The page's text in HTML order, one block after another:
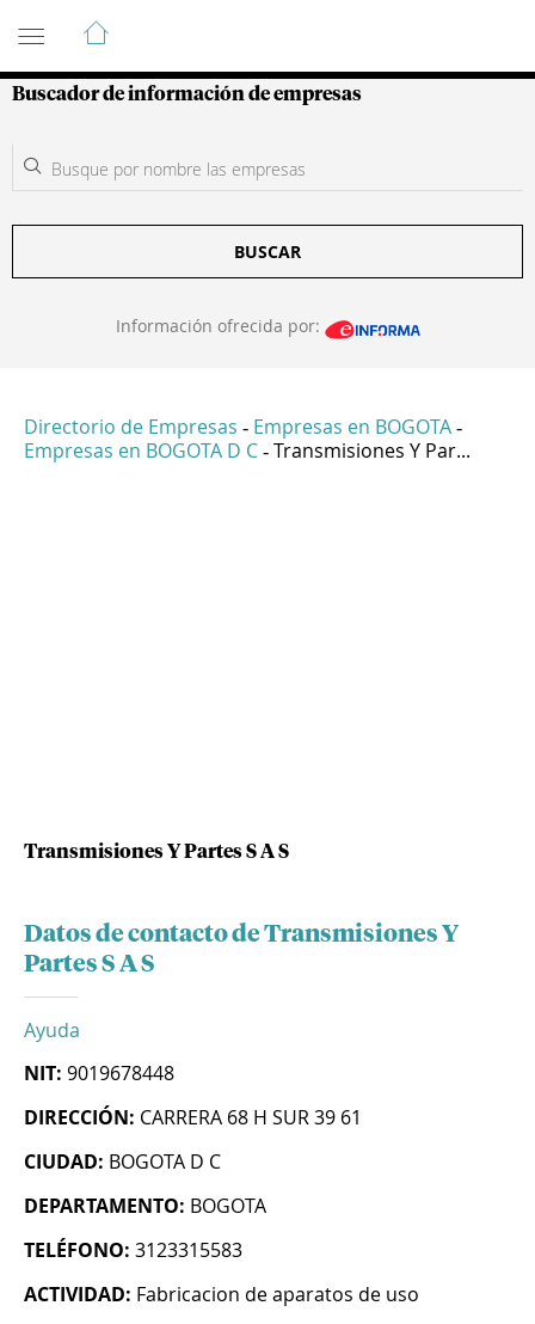
Guía de Empresas Colombianas
Buscador de información de empresas
BUSCAR
Información ofrecida por:
Directorio de Empresas - Empresas en BOGOTA -
Empresas en BOGOTA D C - Transmisiones Y Par...
Transmisiones Y Partes S A S
Datos de contacto de Transmisiones Y
Partes S A S
Ayuda
NIT: 9019678448
DIRECCIÓN: CARRERA 68 H SUR 39 61
CIUDAD: BOGOTA D C
DEPARTAMENTO: BOGOTA
TELÉFONO: 3123315583
ACTIVIDAD: Fabricacion de aparatos de uso